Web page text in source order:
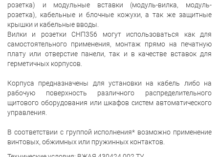
розетка) и модульные вставки (модуль-вилка, модуль-
розетка), кабельные и блочные кожухи, а так же защитные
крышки и кабельные вводы.
Вилки и розетки СНП356 могут использоваться как для
самостоятельного применения, монтаж прямо на печатную
плату или отверстие панели, так и в качестве вставок для
герметичных корпусов.
Корпуса предназначены для установки на кабель либо на
рабочую поверхность различного распределительного
щитового оборудования или шкафов систем автоматического
управления.
В соответствии с группой исполнения* возможно применение
винтовых, обжимных или пружинных контактов.